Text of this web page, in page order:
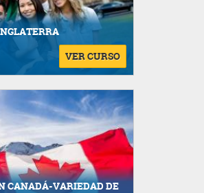
VER CURSO
CANADÁ-VARIEDAD DE